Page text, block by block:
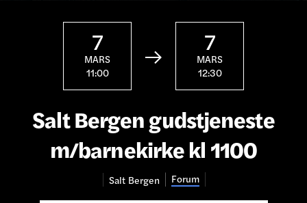
7
MARS
11:00

7
MARS
12:30
Salt Bergen gudstjeneste
m/barnekirke kl 1100
Salt Bergen Forum